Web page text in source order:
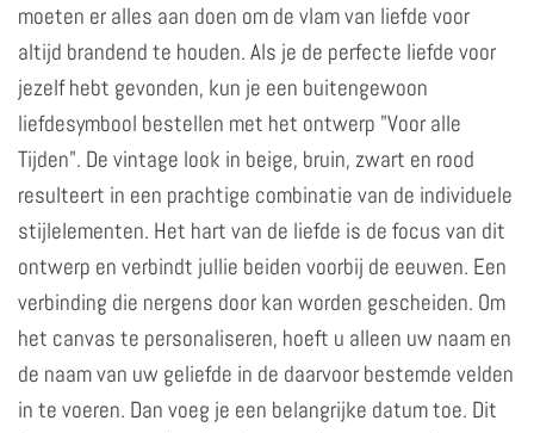
moeten er alles aan doen om de vlam van liefde voor
altijd brandend te houden. Als je de perfecte liefde voor
jezelf hebt gevonden, kun je een buitengewoon
liefdesymbool bestellen met het ontwerp "Voor alle
Tijden". De vintage look in beige, bruin, zwart en rood
resulteert in een prachtige combinatie van de individuele
stijlelementen. Het hart van de liefde is de focus van dit
ontwerp en verbindt jullie beiden voorbij de eeuwen. Een
verbinding die nergens door kan worden gescheiden. Om
het canvas te personaliseren, hoeft u alleen uw naam en
de naam van uw geliefde in de daarvoor bestemde velden
in te voeren. Dan voeg je een belangrijke datum toe. Dit